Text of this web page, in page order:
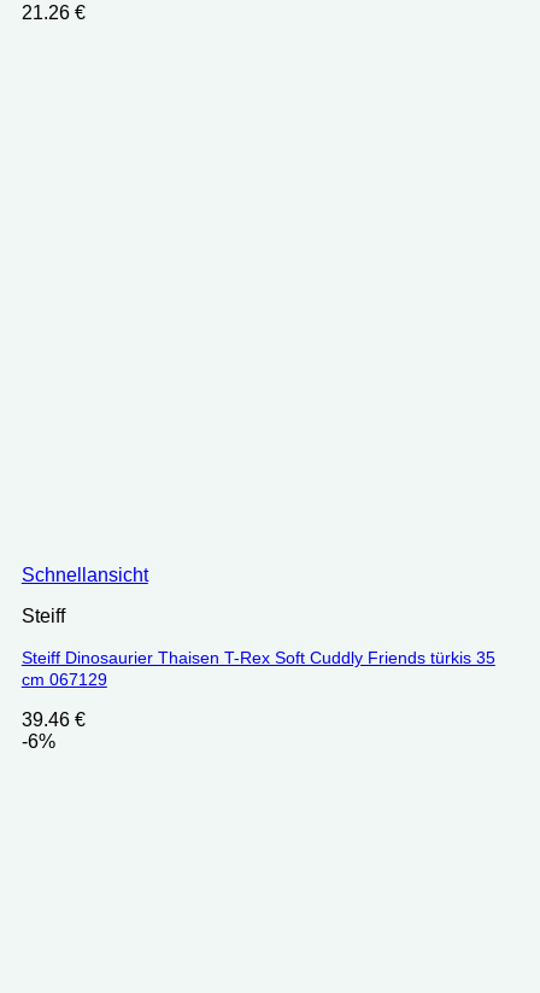
21.26 €
Schnellansicht
Steiff
Steiff Dinosaurier Thaisen T-Rex Soft Cuddly Friends türkis 35
cm 067129
39.46 €
-6%